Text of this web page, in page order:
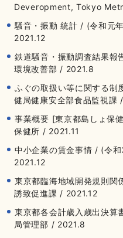
Deveropment, Tokyo
騒音・振動 統計 / (令和元
2021.12
鉄道騒音・振動調査結果
環境改善部 / 2021.8
ふぐの取扱い等に関する制
健局健康安全部食品監視課
事業概要 [東京都島しょ保
保健所 / 2021.11
中小企業の賃金事情 / (令
2021.12
東京都臨海地域開発規則関
誘致促進課 / 2021.12
東京都各会計歳入歳出決
局管理部 / 2021.8